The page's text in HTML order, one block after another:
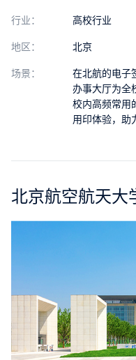
案例
全国
行业： 高校行业
地区： 北京
场景：
在北航的电子
办事大厅为全
校内高频常用
用印体验，助
北京航空航天大